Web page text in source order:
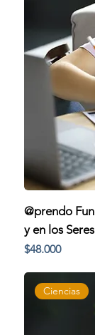
@prendo
y en los
Precio
$48.000
Ciencias